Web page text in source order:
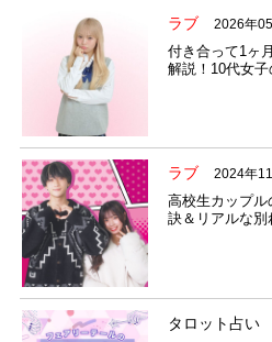
ラブ 2026年
付き合って1ヶ
解説！10代女子
ラブ 2024年
高校生カップ
訣＆リアルな別
タロット占い